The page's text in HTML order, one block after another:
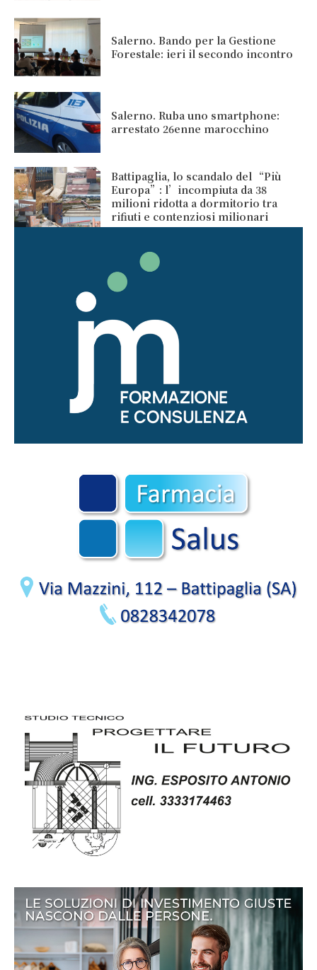
Salerno. Bando per la Gestione
Forestale: ieri il secondo incontro
Salerno. Ruba uno smartphone:
arrestato 26enne marocchino
Battipaglia, lo scandalo del “Più
Europa”: l’incompiuta da 38
milioni ridotta a dormitorio tra
rifiuti e contenziosi milionari